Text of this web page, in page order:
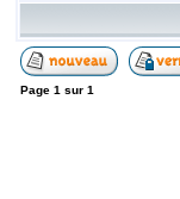
Page 1 sur 1